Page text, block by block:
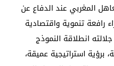
المغربي عند الدفاع عن
رافعة تنموية واقتصادية
2015، أعطى جلالته انطلاقة النموذج
برؤية استراتيجية عميقة،